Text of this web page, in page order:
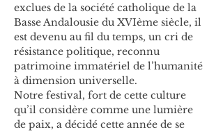
exclues de la société catholique de la
Basse Andalousie du XVIème siècle, il
est devenu au fil du temps, un cri de
résistance politique, reconnu
patrimoine immatériel de l’humanité
à dimension universelle.
Notre festival, fort de cette culture
qu’il considère comme une lumière
de paix, a décidé cette année de se